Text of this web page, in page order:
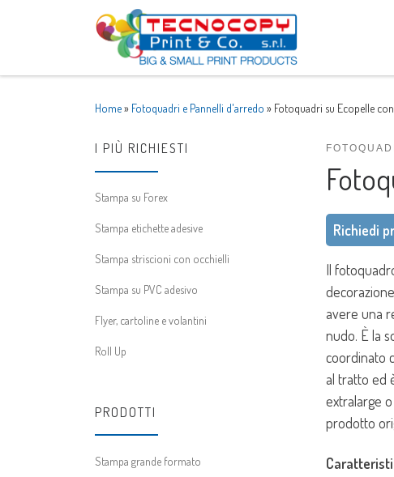
Skip to content
Home» Fotoquadri e Pannelli d'arredo » Fotoquadri su Ecopelle
Richiedi
Il
avere una
nudo. È la
coordinato
al tratto ed
extralarge
prodotto
I PIÙ RICHIESTI
Stampa su Forex
Stampa etichette adesive
Stampa striscioni con occhielli
Stampa su PVC adesivo
Flyer, cartoline e volantini
Roll Up
PRODOTTI
Stampa grande formato